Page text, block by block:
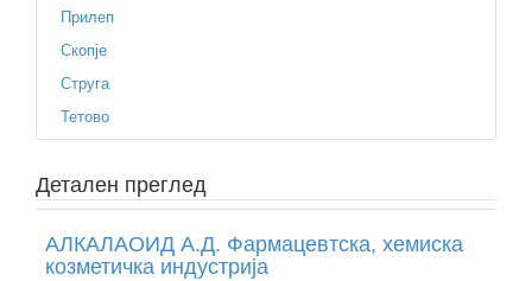
Прилеп
Скопје
Струга
Тетово
Детален преглед
АЛКАЛАОИД А.Д. Фармацевтска, хемиска
козметичка индустрија